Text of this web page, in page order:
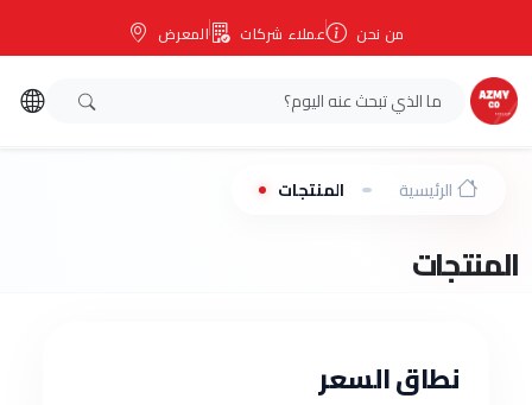
من نحن عملاء شركات المعرض
الرئيسية المنتجات
المنتجات
نطاق السعر